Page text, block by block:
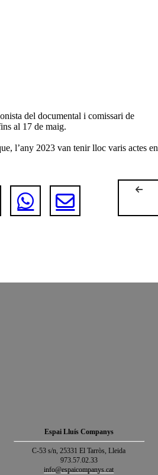
del documental i comissari de
al 17 de maig.
l’any 2023 van tenir lloc varis actes en
Espai Lluís Companys
C-53 s/n, 25331 El Tarròs, Lleida
973.57.02.33
info@espaicompanys.cat